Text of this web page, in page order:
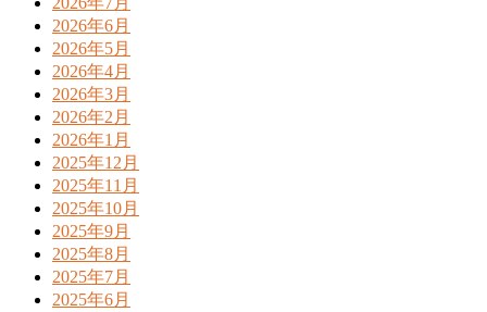
2026年6月
2026年5月
2026年4月
2026年3月
2026年2月
2026年1月
2025年12月
2025年11月
2025年10月
2025年9月
2025年8月
2025年7月
2025年6月